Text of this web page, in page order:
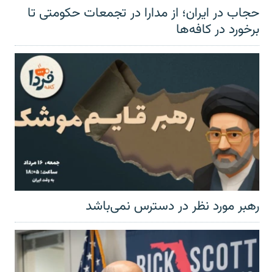
حجاب در ایران؛ از مدارا در تجمعات حکومتی تا
برخورد در کافه‌ها
رهبر مورد نظر در دسترس نمی‌باشد